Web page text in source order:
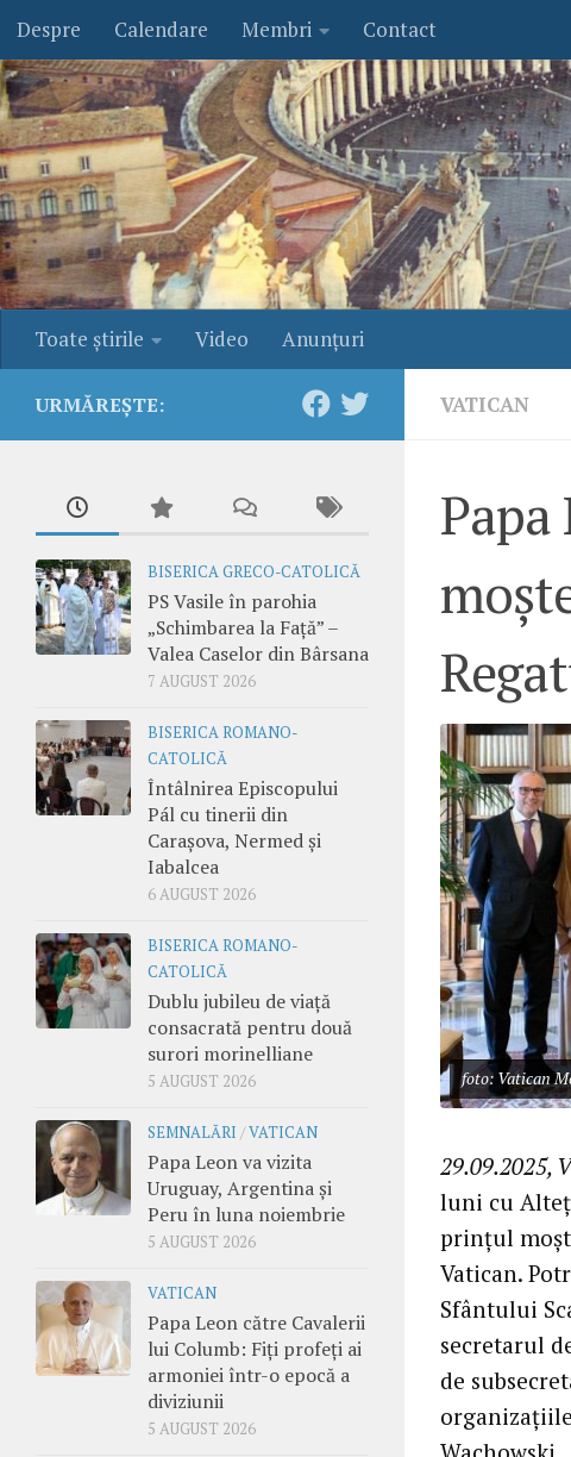
Skip to content
Despre Calendare Membri Contact
Toate ştirile Video Anunţuri
VATICAN
foto: Vatican
29.09.2025,
luni cu
prințul
Vatican.
Sfântului
secretarul
de
URMĂREȘTE:
BISERICA GRECO-CATOLICĂ
PS Vasile în parohia
„Schimbarea la Față” –
Valea Caselor din Bârsana
7 AUGUST 2026
BISERICA ROMANO-
CATOLICĂ
Întâlnirea Episcopului
Pál cu tinerii din
Carașova, Nermed și
Iabalcea
6 AUGUST 2026
BISERICA ROMANO-
CATOLICĂ
Dublu jubileu de viață
consacrată pentru două
surori morinelliane
5 AUGUST 2026
SEMNALĂRI /VATICAN
Papa Leon va vizita
Uruguay, Argentina și
Peru în luna noiembrie
5 AUGUST 2026
VATICAN
Papa Leon către Cavalerii
lui Columb: Fiți profeți ai
armoniei într-o epocă a
diviziunii
5 AUGUST 2026